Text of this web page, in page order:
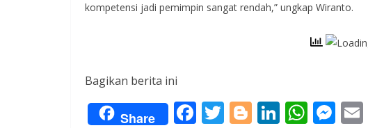
kompetensi jadi pemimpin sangat rendah,” ungkap Wiranto.
Bagikan berita ini
Share F T Bl Li W M